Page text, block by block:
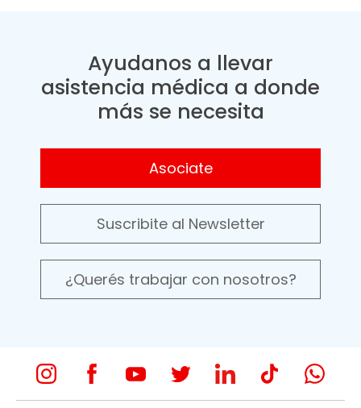
Ayudanos a llevar
asistencia médica a donde
más se necesita
Asociate
Suscribite al Newsletter
¿Querés trabajar con nosotros?